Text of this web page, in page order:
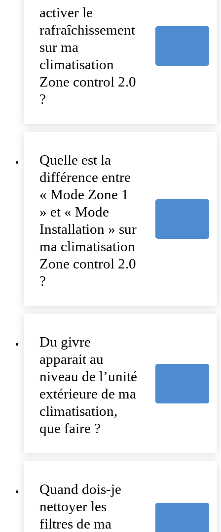
activer le
rafraîchissement
sur ma
climatisation
Zone control 2.0
?
Quelle est la
différence entre
« Mode Zone 1
» et « Mode
Installation » sur
ma climatisation
Zone control 2.0
?
Du givre
apparait au
niveau de l’unité
extérieure de ma
climatisation,
que faire ?
Quand dois-je
nettoyer les
filtres de ma